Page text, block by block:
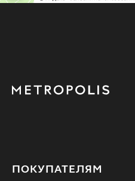
ПОКУПАТЕЛЯМ